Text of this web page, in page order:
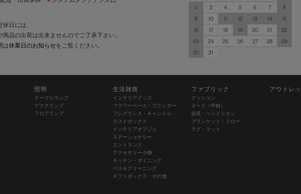
休日には、
商品の出荷は出来ませんのでご了承下さい。
は休業日のお知らせをご覧ください。
2
3 4 5 6 7
8
9
10 11 12 13 14
15
16
17 18 19 20 21
22
23
24 25 26 27 28
29
30
31
照明
テーブルランプ
デスクランプ
フロアランプ
生活雑貨
インテリアグッズ
フラワーベース・プランター
フレグランス・キャンドル
ダストボックス
インテリアオブジェ
ステーショナリー
エントランス
アクセサリー小物
キッチン・ダイニング
バス＆クリーニング
ギフトボックス・その他
ファブリック
クッション
ヌード（中材）
寝具・ベッドリネン
ブランケット・スロー
ラグ・マット
アウトレ